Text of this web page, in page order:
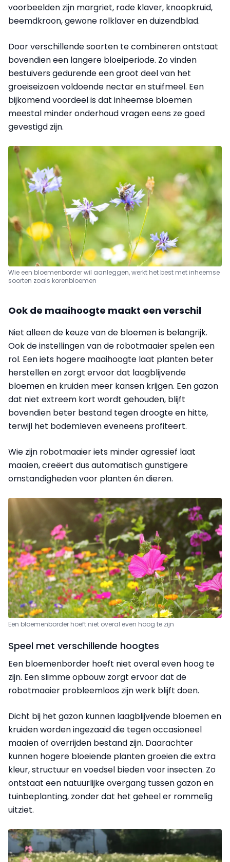
voorbeelden zijn margriet, rode klaver, knoopkruid,
beemdkroon, gewone rolklaver en duizendblad.
Door verschillende soorten te combineren ontstaat
bovendien een langere bloeiperiode. Zo vinden
bestuivers gedurende een groot deel van het
groeiseizoen voldoende nectar en stuifmeel. Een
bijkomend voordeel is dat inheemse bloemen
meestal minder onderhoud vragen eens ze goed
gevestigd zijn.
Wie een bloemenborder wil aanleggen, werkt het best met inheemse
soorten zoals korenbloemen
Ook de maaihoogte maakt een verschil
Niet alleen de keuze van de bloemen is belangrijk.
Ook de instellingen van de robotmaaier spelen een
rol. Een iets hogere maaihoogte laat planten beter
herstellen en zorgt ervoor dat laagblijvende
bloemen en kruiden meer kansen krijgen. Een gazon
dat niet extreem kort wordt gehouden, blijft
bovendien beter bestand tegen droogte en hitte,
terwijl het bodemleven eveneens profiteert.
Wie zijn robotmaaier iets minder agressief laat
maaien, creëert dus automatisch gunstigere
omstandigheden voor planten én dieren.
Een bloemenborder hoeft niet overal even hoog te zijn
Speel met verschillende hoogtes
Een bloemenborder hoeft niet overal even hoog te
zijn. Een slimme opbouw zorgt ervoor dat de
robotmaaier probleemloos zijn werk blijft doen.
Dicht bij het gazon kunnen laagblijvende bloemen en
kruiden worden ingezaaid die tegen occasioneel
maaien of overrijden bestand zijn. Daarachter
kunnen hogere bloeiende planten groeien die extra
kleur, structuur en voedsel bieden voor insecten. Zo
ontstaat een natuurlijke overgang tussen gazon en
tuinbeplanting, zonder dat het geheel er rommelig
uitziet.